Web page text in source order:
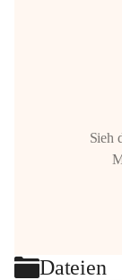
Sieh
Dateien